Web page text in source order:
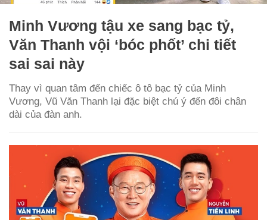
Minh Vương tậu xe sang bạc tỷ,
Văn Thanh vội ‘bóc phốt’ chi tiết
sai sai này
Thay vì quan tâm đến chiếc ô tô bạc tỷ của Minh
Vương, Vũ Văn Thanh lại đặc biệt chú ý đến đôi chân
dài của đàn anh.